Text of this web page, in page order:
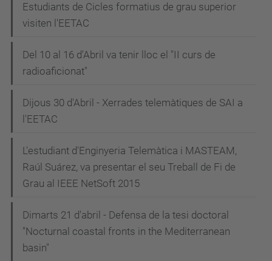
Estudiants de Cicles formatius de grau superior
visiten l'EETAC
Del 10 al 16 d'Abril va tenir lloc el "II curs de
radioaficionat"
Dijous 30 d'Abril - Xerrades telemàtiques de SAI a
l'EETAC
L'estudiant d'Enginyeria Telemàtica i MASTEAM,
Raúl Suárez, va presentar el seu Treball de Fi de
Grau al IEEE NetSoft 2015
Dimarts 21 d'abril - Defensa de la tesi doctoral
"Nocturnal coastal fronts in the Mediterranean
basin"